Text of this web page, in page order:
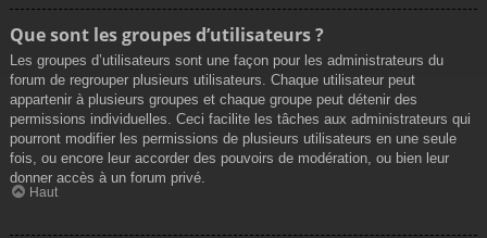
Que sont les groupes d’utilisateurs ?
Les groupes d’utilisateurs sont une façon pour les administrateurs du
forum de regrouper plusieurs utilisateurs. Chaque utilisateur peut
appartenir à plusieurs groupes et chaque groupe peut détenir des
permissions individuelles. Ceci facilite les tâches aux administrateurs qui
pourront modifier les permissions de plusieurs utilisateurs en une seule
fois, ou encore leur accorder des pouvoirs de modération, ou bien leur
donner accès à un forum privé.
Haut